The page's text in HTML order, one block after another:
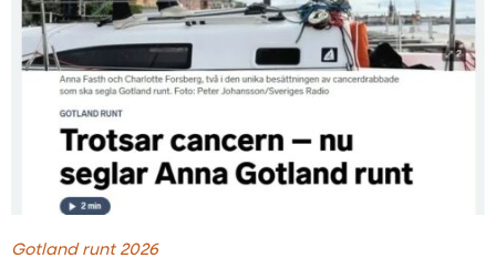
Gotland runt 2026